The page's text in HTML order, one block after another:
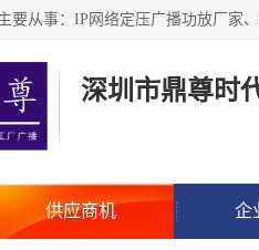
深圳市鼎尊时
供应商机 企